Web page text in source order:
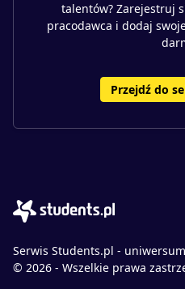
talentów? Zarejestruj
pracodawca i dodaj
Przejdź do
Serwis Students.pl -
© 2026 - Wszelkie prawa